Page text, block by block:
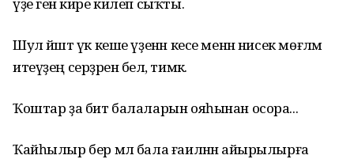
Шул йәштә үк кеше үҙенән кесе менән нисек мөғәләмә
итеүҙең серҙәрен белә, тимәк.
Ҡоштар ҙа бит балаларын ояһынан осора...
Ҡайһылыр бер мәл бала ғаиләнән айырылырға